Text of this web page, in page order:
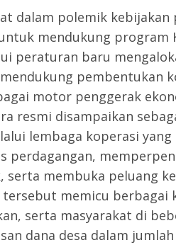
dalam polemik kebijakan
mendukung program
peraturan baru
pembentukan
motor penggerak
resmi disampaikan
lembaga koperasi
perdagangan,
serta membuka peluang
tersebut memicu berbagai
serta masyarakat di
dana desa dalam